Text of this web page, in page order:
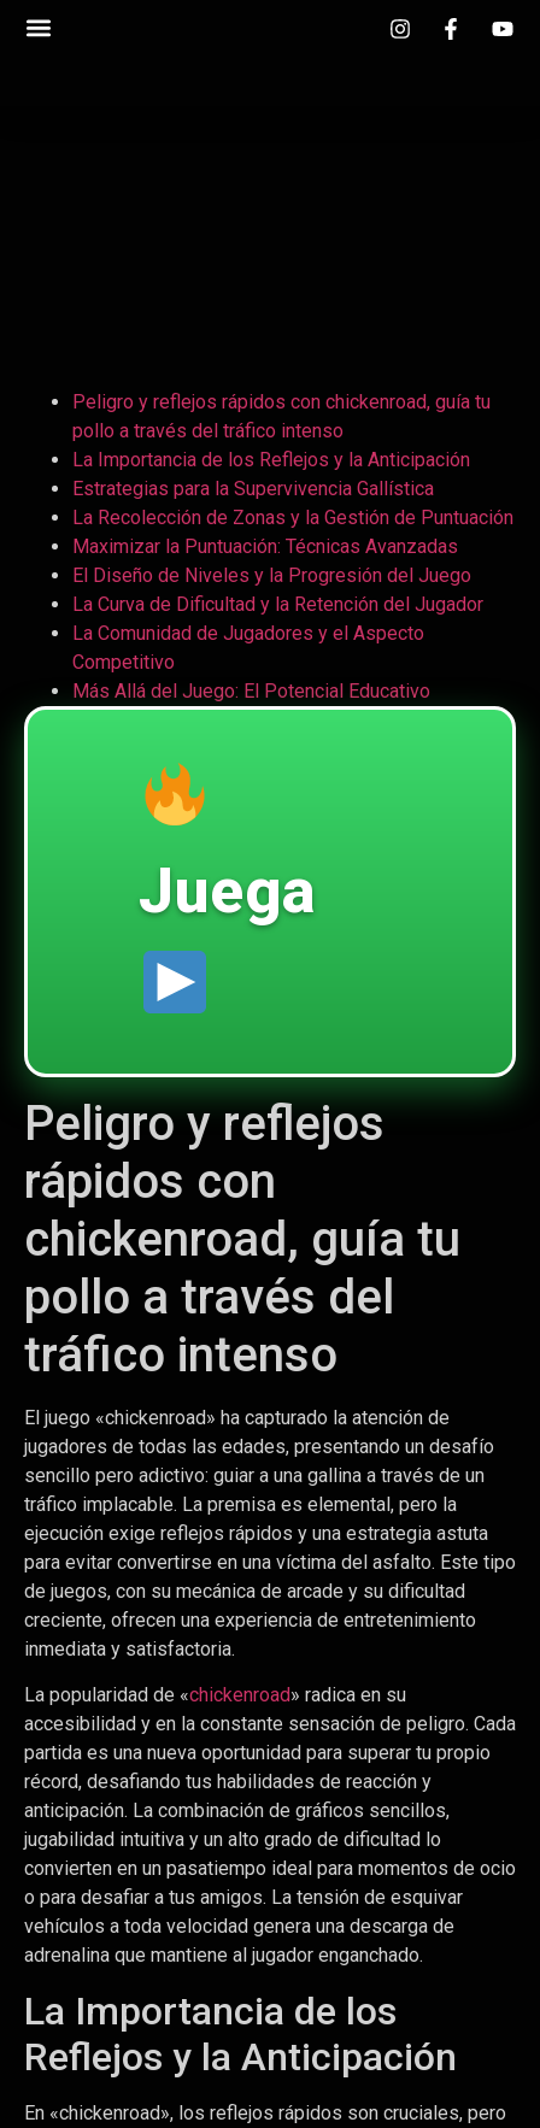
Peligro y reflejos rápidos con chickenroad, guía tu
pollo a través del tráfico intenso
La Importancia de los Reflejos y la Anticipación
Estrategias para la Supervivencia Gallística
La Recolección de Zonas y la Gestión de Puntuación
Maximizar la Puntuación: Técnicas Avanzadas
El Diseño de Niveles y la Progresión del Juego
La Curva de Dificultad y la Retención del Jugador
La Comunidad de Jugadores y el Aspecto
Competitivo
Más Allá del Juego: El Potencial Educativo
Juega
Peligro y reflejos
rápidos con
chickenroad, guía tu
pollo a través del
tráfico intenso
El juego «chickenroad» ha capturado la atención de
jugadores de todas las edades, presentando un desafío
sencillo pero adictivo: guiar a una gallina a través de un
tráfico implacable. La premisa es elemental, pero la
ejecución exige reflejos rápidos y una estrategia astuta
para evitar convertirse en una víctima del asfalto. Este tipo
de juegos, con su mecánica de arcade y su dificultad
creciente, ofrecen una experiencia de entretenimiento
inmediata y satisfactoria.
La popularidad de «chickenroad» radica en su
accesibilidad y en la constante sensación de peligro. Cada
partida es una nueva oportunidad para superar tu propio
récord, desafiando tus habilidades de reacción y
anticipación. La combinación de gráficos sencillos,
jugabilidad intuitiva y un alto grado de dificultad lo
convierten en un pasatiempo ideal para momentos de ocio
o para desafiar a tus amigos. La tensión de esquivar
vehículos a toda velocidad genera una descarga de
adrenalina que mantiene al jugador enganchado.
La Importancia de los
Reflejos y la Anticipación
En «chickenroad», los reflejos rápidos son cruciales, pero